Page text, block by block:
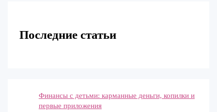
Последние статьи
Финансы с детьми: карманные деньги, копилки и
первые приложения